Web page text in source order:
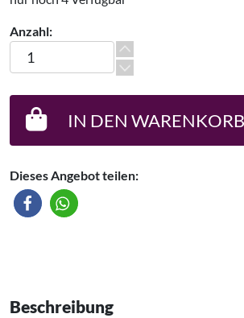
Anzahl:
2 Übernachtungen für 2 Personen im
IN DEN WARENKORB
Dieses Angebot teilen:
Beschreibung